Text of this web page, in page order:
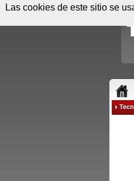
Las cookies de este sitio se